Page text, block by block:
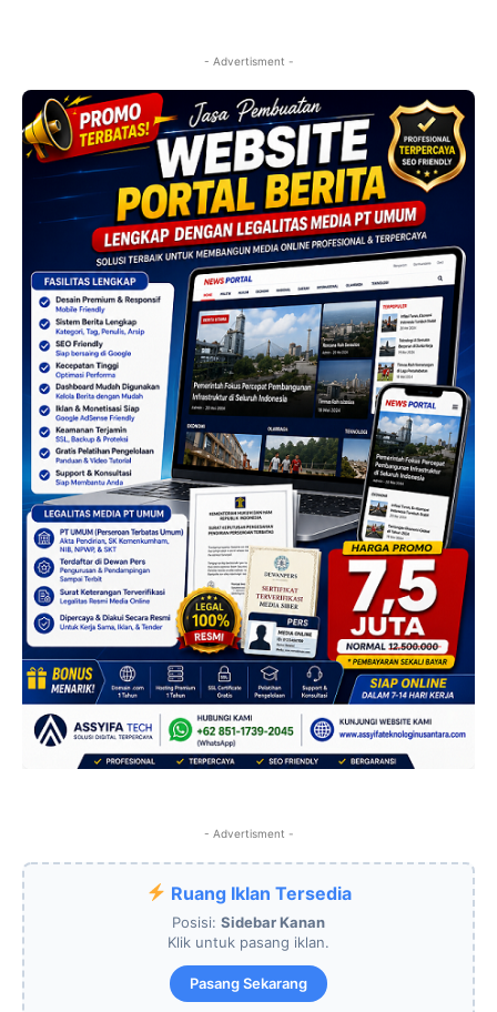
- Advertisment -
- Advertisment -
Ruang Iklan Tersedia
Posisi: Sidebar Kanan
Klik untuk pasang iklan.
Pasang Sekarang